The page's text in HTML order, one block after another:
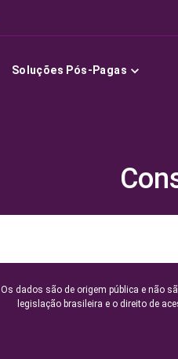
Soluções Pós-Pagas
Os dados são de origem pública e não
legislação brasileira e o direito de